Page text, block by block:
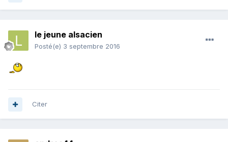
le jeune alsacien
Posté(e) 3 septembre 2016
Citer